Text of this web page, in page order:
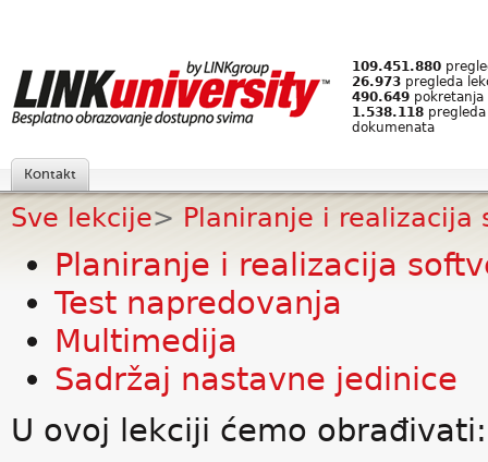
109.451.880
26.973 pregleda
490.649 pokretanja
1.538.118
dokumenata
Kontakt
Sve lekcije> Planiranje i realizacija
Planiranje i realizacija
Test napredovanja
Multimedija
Sadržaj nastavne jedinice
U ovoj lekciji ćemo obrađivati: